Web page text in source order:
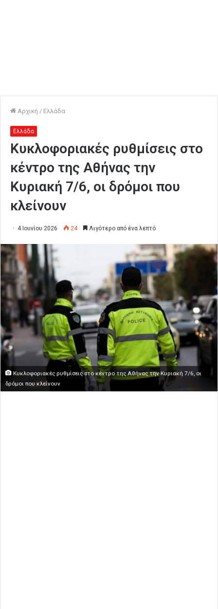
Αρχική / Ελλάδα
Ελλάδα
Κυκλοφοριακές ρυθμίσεις στο
κέντρο της Αθήνας την
Κυριακή 7/6, οι δρόμοι που
κλείνουν
4 Ιουνίου 2026 24 Λιγότερο από ένα λεπτό
Κυκλοφοριακές ρυθμίσεις στο κέντρο της Αθήνας την Κυριακή 7/6, οι
δρόμοι που κλείνουν